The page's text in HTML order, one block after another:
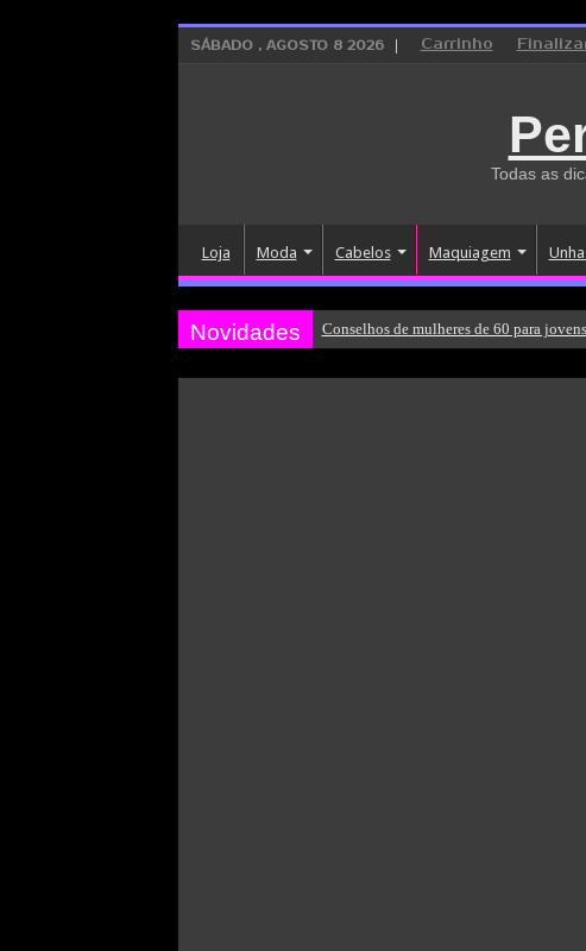
SÁBADO , AGOSTO 8 2026 Carrinho
Todas as
Loja Moda Cabelos Maquiagem
Novidades Conselhos de mulheres de 60 para